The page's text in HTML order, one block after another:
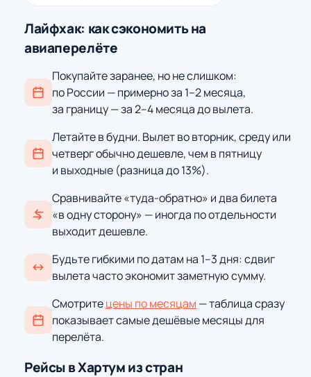
Лайфхак: как сэкономить на
авиаперелёте
Покупайте заранее, но не слишком:
по России — примерно за 1–2 месяца,
за границу — за 2–4 месяца до вылета.
Летайте в будни. Вылет во вторник, среду или
четверг обычно дешевле, чем в пятницу
и выходные (разница до 13%).
Сравнивайте «туда-обратно» и два билета
«в одну сторону» — иногда по отдельности
выходит дешевле.
Будьте гибкими по датам на 1–3 дня: сдвиг
вылета часто экономит заметную сумму.
Смотритецены по месяцам — таблица сразу
показывает самые дешёвые месяцы для
перелёта.
Рейсы в Хартум из стран